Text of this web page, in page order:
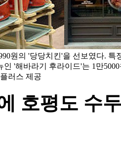
원의 '당당치킨'을 선보였다. 특
인 '해바라기 후라이드'는 1만
러스 제공
호평도 수